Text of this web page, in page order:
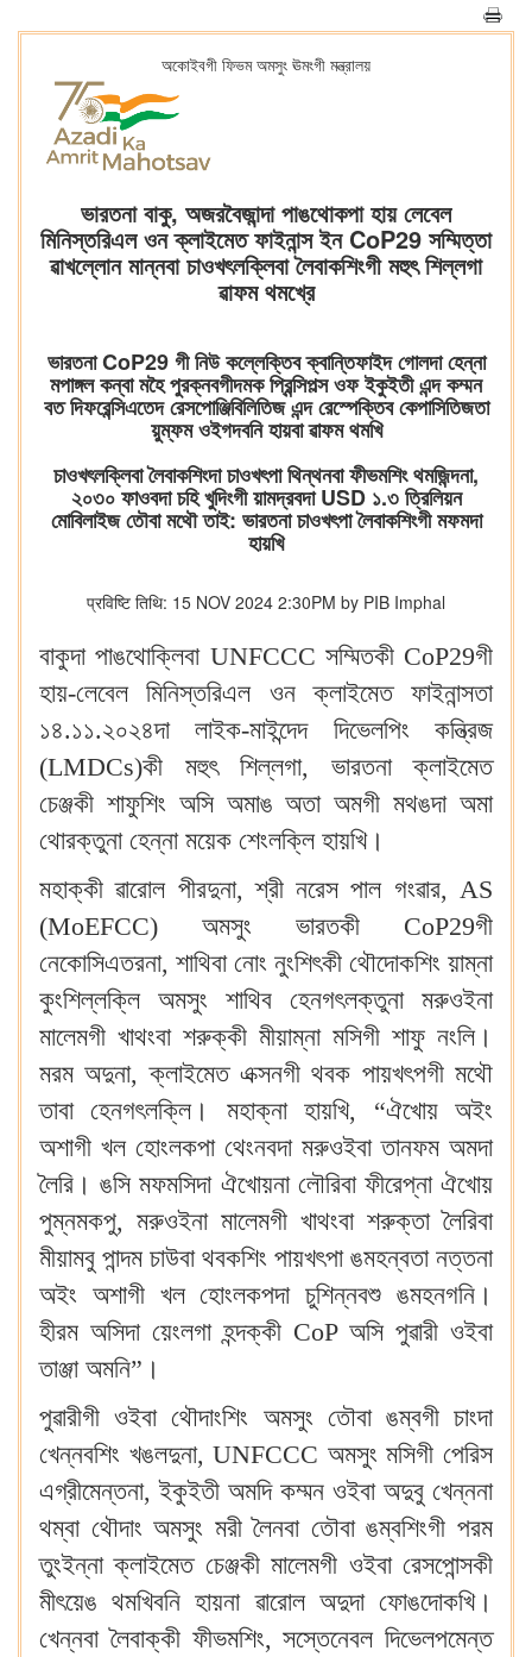
অকোইবগী ফিভম অমসুং ঊমংগী মন্ত্রালয়
ভারতনা বাকু, অজরবৈজান্দা পাঙথোকপা হায় লেবেল
মিনিস্তরিএল ওন ক্লাইমেত ফাইনান্স ইন CoP29 সম্মিত্তা
ৱাখল্লোন মান্নবা চাওখৎলক্লিবা লৈবাকশিংগী মহুৎ শিল্লগা
ৱাফম থমখ্রে
ভারতনা CoP29 গী নিউ কল্লেক্তিব ক্বান্তিফাইদ গোলদা হেন্না
মপাঙ্গল কন্বা মহৈ পুরক্নবগীদমক প্রিন্সিপল্স ওফ ইকুইতী এন্দ কম্মন
বত দিফরেন্সিএতেদ রেসপোঞ্জিবিলিতিজ এন্দ রেস্পেক্তিব কেপাসিতিজতা
য়ুম্ফম ওইগদবনি হায়বা ৱাফম থমখি
চাওখৎলক্লিবা লৈবাকশিংদা চাওখৎপা থিন্থনবা ফীভমশিং থমজিন্দনা,
২০৩০ ফাওবদা চহি খুদিংগী য়ামদ্রবদা USD ১.৩ ত্রিলিয়ন
মোবিলাইজ তৌবা মথৌ তাই: ভারতনা চাওখৎপা লৈবাকশিংগী মফমদা
হায়খি
प्रविष्टि तिथि: 15 NOV 2024 2:30PM by PIB Imphal
বাকুদা পাঙথোক্লিবা UNFCCC সম্মিতকী CoP29গী
হায়-লেবেল মিনিস্তরিএল ওন ক্লাইমেত ফাইনান্সতা
১৪.১১.২০২৪দা লাইক-মাইন্দেদ দিভেলপিং কন্ত্রিজ
(LMDCs)কী মহুৎ শিল্লগা, ভারতনা ক্লাইমেত
চেঞ্জকী শাফুশিং অসি অমাঙ অতা অমগী মথঙদা অমা
থোরক্তুনা হেন্না ময়েক শেংলক্লি হায়খি‍।
মহাক্কী ৱারোল পীরদুনা, শ্রী নরেস পাল গংৱার, AS
(MoEFCC) অমসুং ভারতকী CoP29গী
নেকোসিএতরনা, শাথিবা নোং নুংশিৎকী থৌদোকশিং য়াম্না
কুংশিল্লক্লি অমসুং শাথিব হেনগৎলক্তুনা মরুওইনা
মালেমগী খাথংবা শরুক্কী মীয়াম্না মসিগী শাফু নংলি‍।
মরম অদুনা, ক্লাইমেত এক্সনগী থবক পায়খৎপগী মথৌ
তাবা হেনগৎলক্লি‍। মহাক্না হায়খি, “ঐখোয় অইং
অশাগী খল হোংলকপা থেংনবদা মরুওইবা তানফম অমদা
লৈরি‍। ঙসি মফমসিদা ঐখোয়না লৌরিবা ফীরেপ্না ঐখোয়
পুম্নমকপু, মরুওইনা মালেমগী খাথংবা শরুক্তা লৈরিবা
মীয়ামবু পান্দম চাউবা থবকশিং পায়খৎপা ঙমহন্বতা নত্তনা
অইং অশাগী খল হোংলকপদা চুশিন্নবশু ঙমহনগনি‍।
হীরম অসিদা য়েংলগা হন্দক্কী CoP অসি পুৱারী ওইবা
তাঞ্জা অমনি‍”‍।
পুৱারীগী ওইবা থৌদাংশিং অমসুং তৌবা ঙম্বগী চাংদা
খেন্নবশিং খঙলদুনা, UNFCCC অমসুং মসিগী পেরিস
এগ্রীমেন্তনা, ইকুইতী অমদি কম্মন ওইবা অদুবু খেন্ননা
থম্বা থৌদাং অমসুং মরী লৈনবা তৌবা ঙম্বশিংগী পরম
তুংইন্না ক্লাইমেত চেঞ্জকী মালেমগী ওইবা রেসপোন্সকী
মীৎয়েঙ থমখিবনি হায়না ৱারোল অদুদা ফোঙদোকখি‍।
খেন্নবা লৈবাক্কী ফীভমশিং, সস্তেনেবল দিভেলপমেন্ত